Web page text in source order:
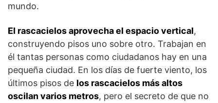
mundo.
El rascacielos aprovecha el espacio vertical,
construyendo pisos uno sobre otro. Trabajan en
él tantas personas como ciudadanos hay en una
pequeña ciudad. En los días de fuerte viento, los
últimos pisos de los rascacielos más altos
oscilan varios metros, pero el secreto de que no